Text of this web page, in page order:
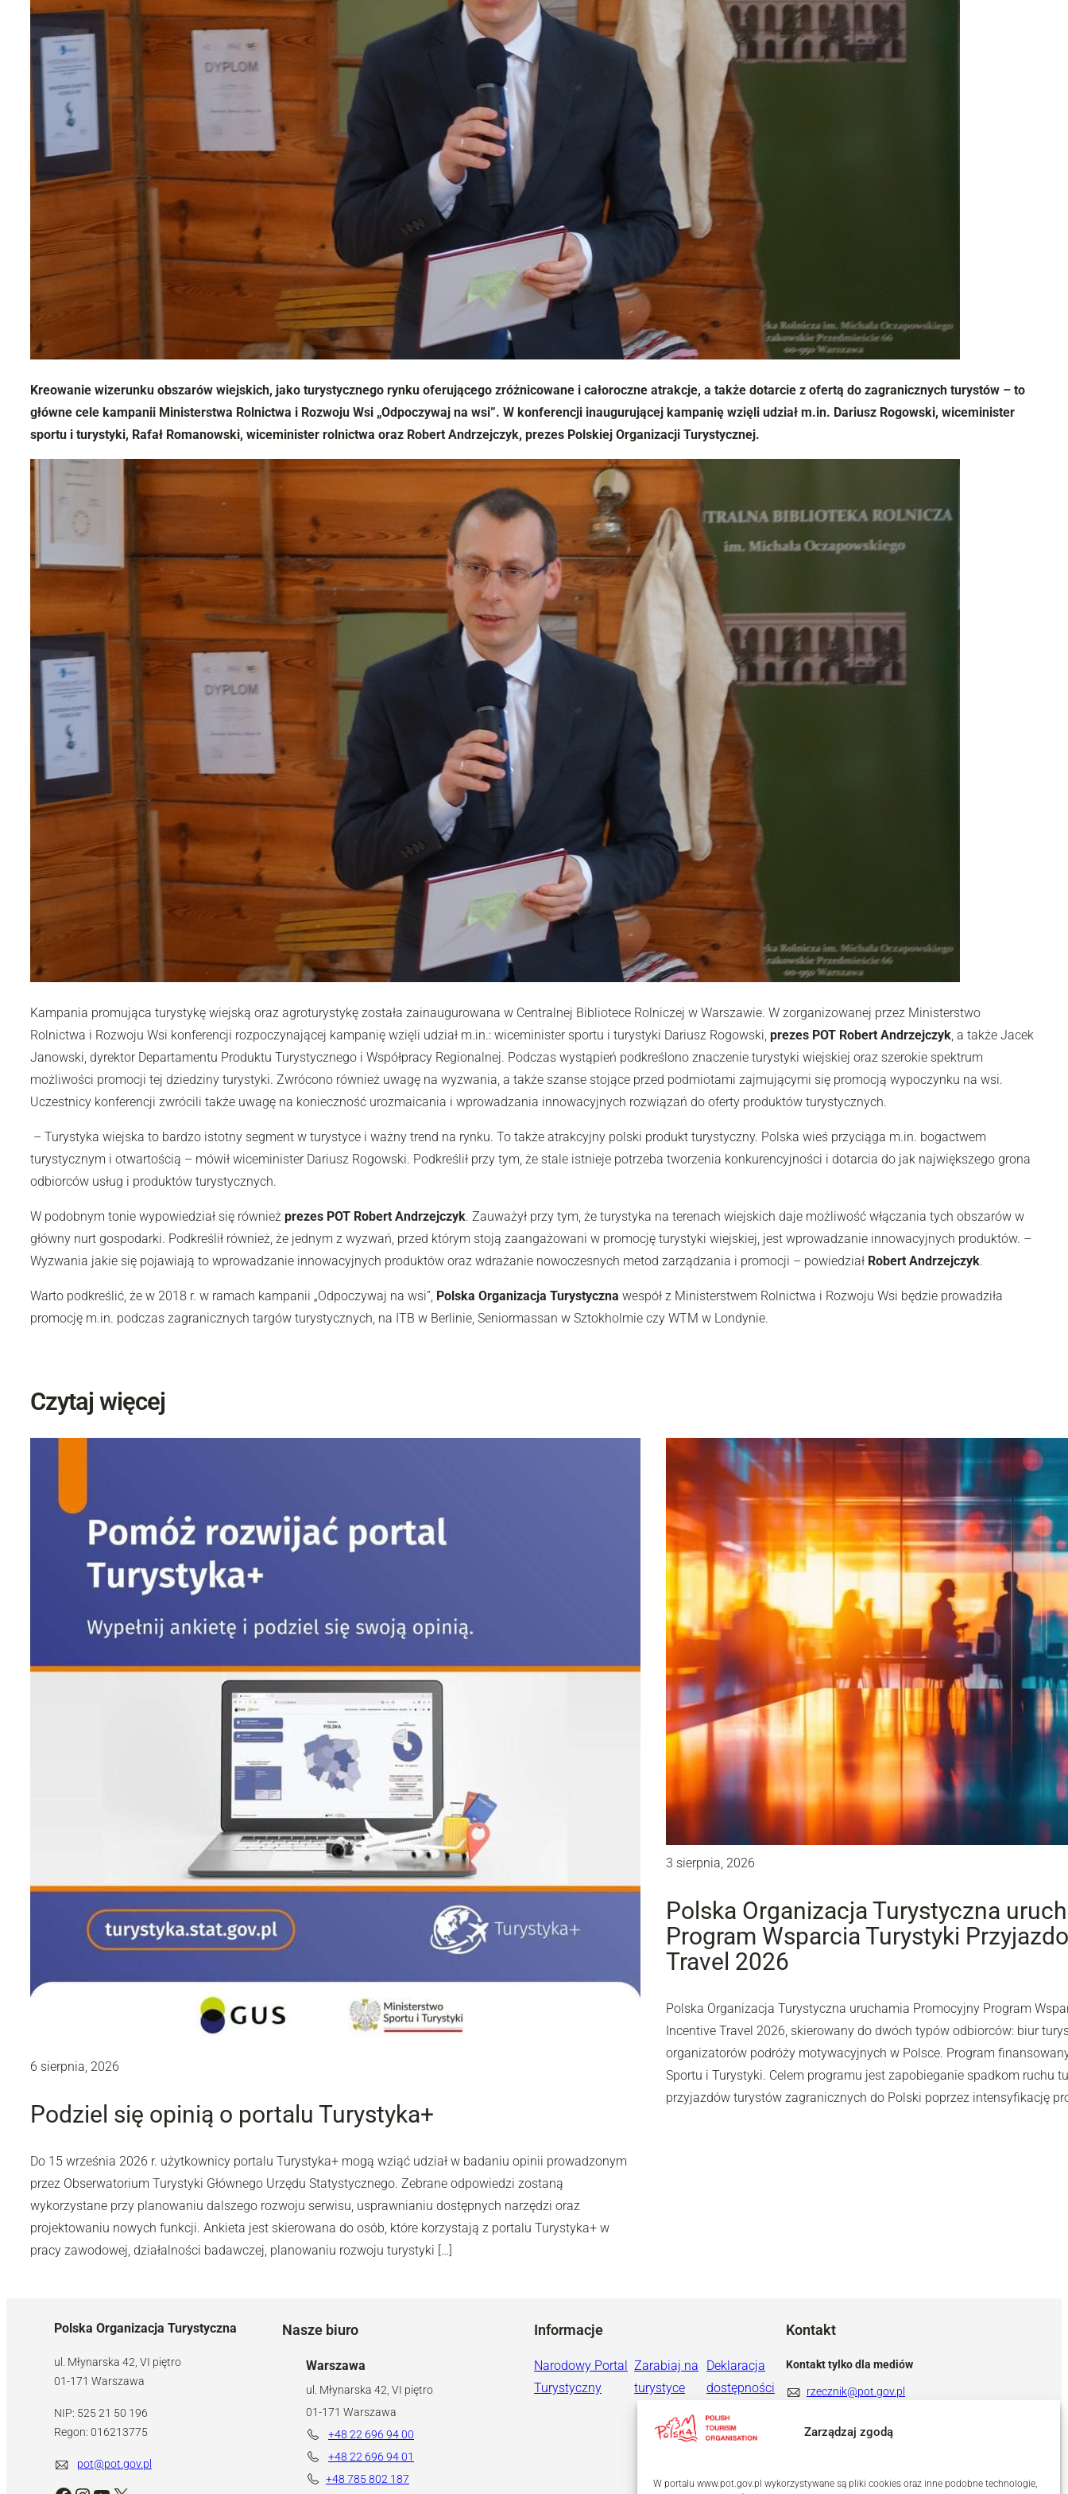
Zarządzaj zgodą
W portalu www.pot.gov.pl wykorzystywane są pliki cookies oraz inne podobne technologie,
Kreowanie wizerunku obszarów wiejskich, jako turystycznego rynku oferującego zróżnicowane i całoroczne atrakcje, a także dotarcie z ofertą do zagranicznych turystów – to
główne cele kampanii Ministerstwa Rolnictwa i Rozwoju Wsi „Odpoczywaj na wsi”. W konferencji inaugurującej kampanię wzięli udział m.in. Dariusz Rogowski, wiceminister
sportu i turystyki, Rafał Romanowski, wiceminister rolnictwa oraz Robert Andrzejczyk, prezes Polskiej Organizacji Turystycznej.
Kampania promująca turystykę wiejską oraz agroturystykę została zainaugurowana w Centralnej Bibliotece Rolniczej w Warszawie. W zorganizowanej przez Ministerstwo
Rolnictwa i Rozwoju Wsi konferencji rozpoczynającej kampanię wzięli udział m.in.: wiceminister sportu i turystyki Dariusz Rogowski, prezes POT Robert Andrzejczyk, a także Jacek
Janowski, dyrektor Departamentu Produktu Turystycznego i Współpracy Regionalnej. Podczas wystąpień podkreślono znaczenie turystyki wiejskiej oraz szerokie spektrum
możliwości promocji tej dziedziny turystyki. Zwrócono również uwagę na wyzwania, a także szanse stojące przed podmiotami zajmującymi się promocją wypoczynku na wsi.
Uczestnicy konferencji zwrócili także uwagę na konieczność urozmaicania i wprowadzania innowacyjnych rozwiązań do oferty produktów turystycznych.
– Turystyka wiejska to bardzo istotny segment w turystyce i ważny trend na rynku. To także atrakcyjny polski produkt turystyczny. Polska wieś przyciąga m.in. bogactwem
turystycznym i otwartością – mówił wiceminister Dariusz Rogowski. Podkreślił przy tym, że stale istnieje potrzeba tworzenia konkurencyjności i dotarcia do jak największego grona
odbiorców usług i produktów turystycznych.
W podobnym tonie wypowiedział się również prezes POT Robert Andrzejczyk. Zauważył przy tym, że turystyka na terenach wiejskich daje możliwość włączania tych obszarów w
główny nurt gospodarki. Podkreślił również, że jednym z wyzwań, przed którym stoją zaangażowani w promocję turystyki wiejskiej, jest wprowadzanie innowacyjnych produktów. –
Wyzwania jakie się pojawiają to wprowadzanie innowacyjnych produktów oraz wdrażanie nowoczesnych metod zarządzania i promocji – powiedział Robert Andrzejczyk.
Warto podkreślić, że w 2018 r. w ramach kampanii „Odpoczywaj na wsi”, Polska Organizacja Turystyczna wespół z Ministerstwem Rolnictwa i Rozwoju Wsi będzie prowadziła
promocję m.in. podczas zagranicznych targów turystycznych, na ITB w Berlinie, Seniormassan w Sztokholmie czy WTM w Londynie.
Czytaj więcej
6 sierpnia, 2026
Podziel się opinią o portalu Turystyka+
Do 15 września 2026 r. użytkownicy portalu Turystyka+ mogą wziąć udział w badaniu opinii prowadzonym
przez Obserwatorium Turystyki Głównego Urzędu Statystycznego. Zebrane odpowiedzi zostaną
wykorzystane przy planowaniu dalszego rozwoju serwisu, usprawnianiu dostępnych narzędzi oraz
projektowaniu nowych funkcji. Ankieta jest skierowana do osób, które korzystają z portalu Turystyka+ w
pracy zawodowej, działalności badawczej, planowaniu rozwoju turystyki […]
3 sierpnia, 2026
Polska Organizacja Turystyczna
Program Wsparcia Turystyki
Travel 2026
Polska Organizacja Turystyczna uruchamia Promocyjny Program
Incentive Travel 2026, skierowany do dwóch typów odbiorców: biur
organizatorów podróży motywacyjnych w Polsce. Program
Sportu i Turystyki. Celem programu jest zapobieganie spadkom ruchu
przyjazdów turystów zagranicznych do Polski poprzez intensyfikację
Polska Organizacja Turystyczna
ul. Młynarska 42, VI piętro
01-171 Warszawa
NIP: 525 21 50 196
Regon: 016213775
pot@pot.gov.pl
Nasze biuro
Warszawa
ul. Młynarska 42, VI piętro
01-171 Warszawa
+48 22 696 94 00
+48 22 696 94 01
+48 785 802 187
Informacje
Narodowy Portal
Turystyczny
Zarabiaj na
turystyce
Deklaracja
dostępności
Kontakt
Kontakt tylko dla mediów
rzecznik@pot.gov.pl